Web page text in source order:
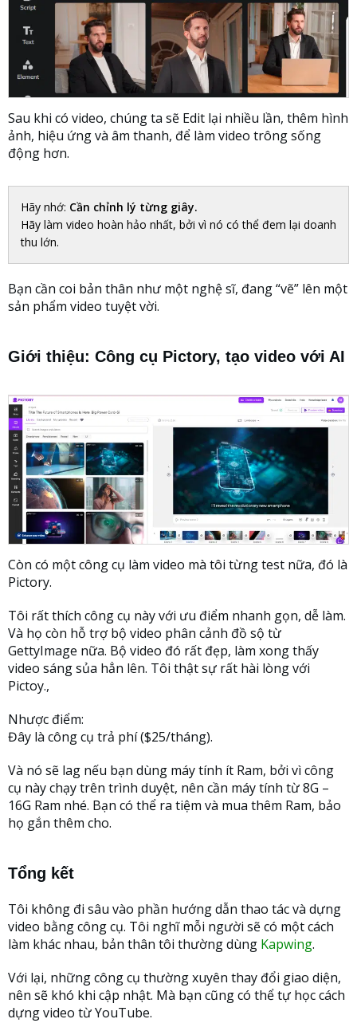
Sau khi có video, chúng ta sẽ Edit lại nhiều lần, thêm hình
ảnh, hiệu ứng và âm thanh, để làm video trông sống
động hơn.
Hãy nhớ: Cần chỉnh lý từng giây.
Hãy làm video hoàn hảo nhất, bởi vì nó có thể đem lại doanh
thu lớn.
Bạn cần coi bản thân như một nghệ sĩ, đang “vẽ” lên một
sản phẩm video tuyệt vời.
Giới thiệu: Công cụ Pictory, tạo video với AI
Còn có một công cụ làm video mà tôi từng test nữa, đó là
Pictory.
Tôi rất thích công cụ này với ưu điểm nhanh gọn, dễ làm.
Và họ còn hỗ trợ bộ video phân cảnh đồ sộ từ
GettyImage nữa. Bộ video đó rất đẹp, làm xong thấy
video sáng sủa hẳn lên. Tôi thật sự rất hài lòng với
Pictoy.,
Nhược điểm:
Đây là công cụ trả phí ($25/tháng).
Và nó sẽ lag nếu bạn dùng máy tính ít Ram, bởi vì công
cụ này chạy trên trình duyệt, nên cần máy tính từ 8G –
16G Ram nhé. Bạn có thể ra tiệm và mua thêm Ram, bảo
họ gắn thêm cho.
Tổng kết
Tôi không đi sâu vào phần hướng dẫn thao tác và dựng
video bằng công cụ. Tôi nghĩ mỗi người sẽ có một cách
làm khác nhau, bản thân tôi thường dùng Kapwing.
Với lại, những công cụ thường xuyên thay đổi giao diện,
nên sẽ khó khi cập nhật. Mà bạn cũng có thể tự học cách
dựng video từ YouTube.